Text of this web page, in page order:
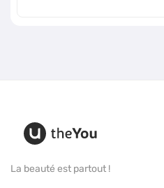
La beauté est partout !